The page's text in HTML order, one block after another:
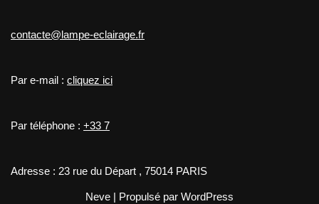
contacte@lampe-eclairage.fr
Par e-mail : cliquez ici
Par téléphone : +33 7
Adresse : 23 rue du Départ , 75014 PARIS
Neve | Propulsé par WordPress